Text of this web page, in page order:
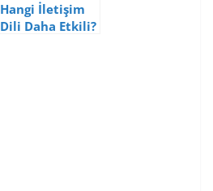
Hangi İletişim
Dili Daha Etkili?